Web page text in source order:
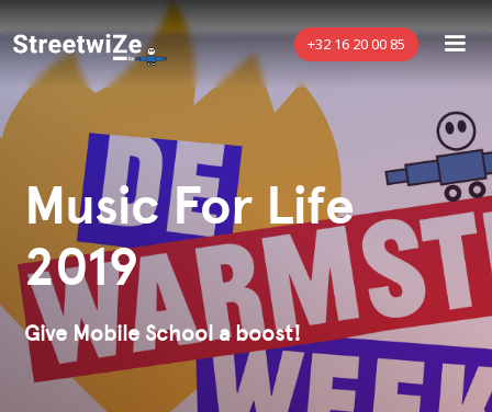
+32 16 20 00 85
Music For Life
2019
Give Mobile School a boost!